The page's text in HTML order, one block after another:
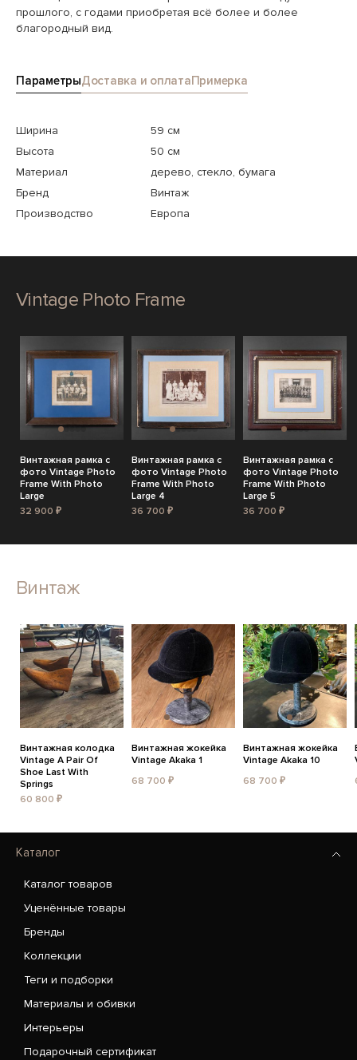
прошлого, с годами приобретая всё более и более
благородный вид.
ПараметрыДоставка и оплатаПримерка
Ширина
59 см
Высота
50 см
Материал
дерево, стекло, бумага
Бренд
Винтаж
Производство
Европа
Vintage Photo Frame
Винтажная рамка с
фото Vintage Photo
Frame With Photo
Large
32 900 ₽
Винтажная рамка с
фото Vintage Photo
Frame With Photo
Large 4
36 700 ₽
Винтажная рамка с
фото Vintage Photo
Frame With Photo
Large 5
36 700 ₽
Винтаж
Винтажная колодка
Vintage A Pair Of
Shoe Last With
Springs
60 800 ₽
Винтажная жокейка
Vintage Akaka 1
68 700 ₽
Винтажная жокейка
Vintage Akaka 10
68 700 ₽
Каталог
Каталог товаров
Уценённые товары
Бренды
Коллекции
Теги и подборки
Материалы и обивки
Интерьеры
Подарочный сертификат